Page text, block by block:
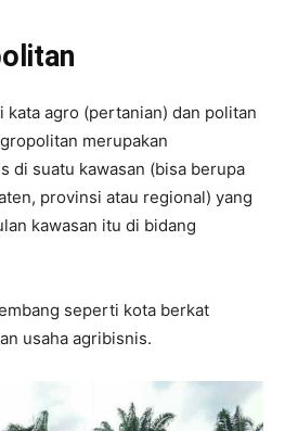
kata agro (pertanian) dan politan
merupakan
di suatu kawasan (bisa berupa
provinsi atau regional) yang
kawasan itu di bidang
seperti kota berkat
usaha agribisnis.